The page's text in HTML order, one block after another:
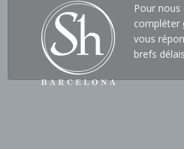
Pour
compléter
vous
brefs